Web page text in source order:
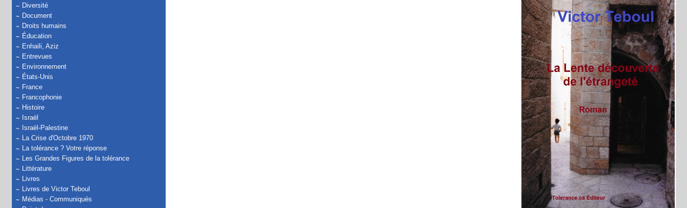
Diversité
Document
Droits humains
Éducation
Enhaili, Aziz
Entrevues
Environnement
États-Unis
France
Francophonie
Histoire
Israël
Israël-Palestine
La Crise d'Octobre 1970
La tolérance ? Votre réponse
Les Grandes Figures de la tolérance
Littérature
Livres
Livres de Victor Teboul
Médias - Communiqués